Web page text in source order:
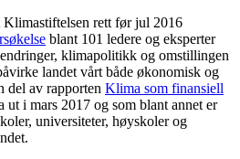
Klimastiftelsen rett før jul 2016
blant 101 ledere og eksperter
klimapolitikk og omstillingen
landet vårt både økonomisk og
del av rapporten Klima som finansiell
ut i mars 2017 og som blant annet er
universiteter, høyskoler og